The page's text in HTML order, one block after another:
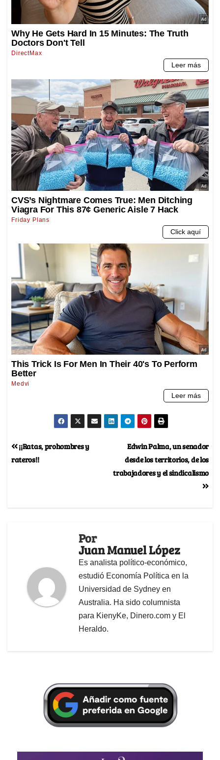
Edwin Palma, un senador
desde los territorios, de los
trabajadores y el sindicalismo
¡¡Ratas, prohombres y
rateros!!
Por
Juan Manuel López
Es analista político-económico,
estudió Economía Política en la
Universidad de Sydney en
Australia. Ha sido columnista
para KienyKe, Dinero.com y El
Heraldo.